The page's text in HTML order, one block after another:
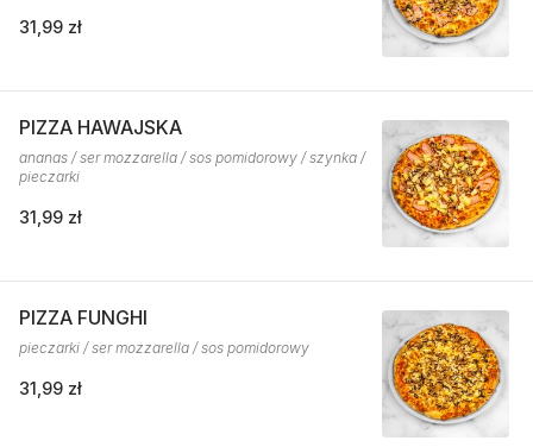
31,99 zł
PIZZA HAWAJSKA
ananas / ser mozzarella / sos pomidorowy / szynka /
pieczarki
31,99 zł
PIZZA FUNGHI
pieczarki / ser mozzarella / sos pomidorowy
31,99 zł